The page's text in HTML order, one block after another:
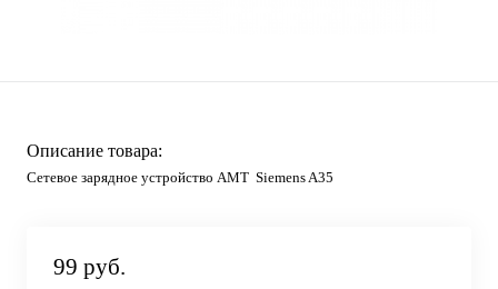
Описание товара:
Сетевое зарядное устройство AMT Siemens A35
99 руб.